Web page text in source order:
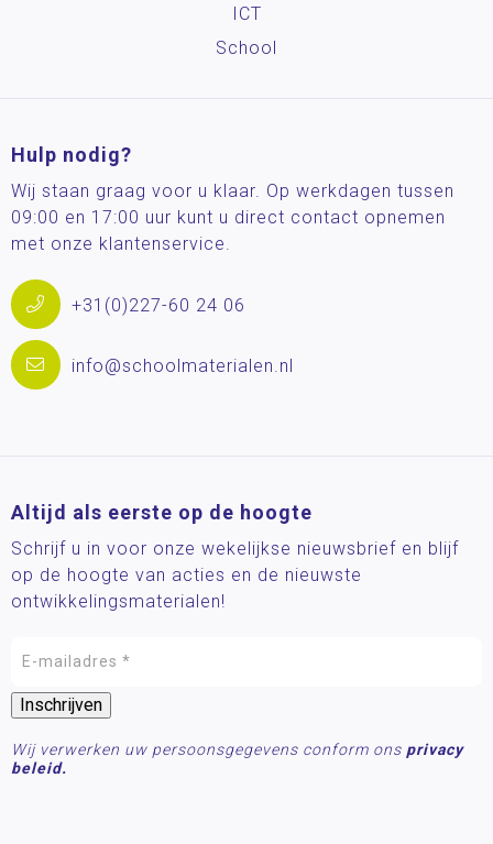
ICT
School
Hulp nodig?
Wij staan graag voor u klaar. Op werkdagen tussen
09:00 en 17:00 uur kunt u direct contact opnemen
met onze klantenservice.
+31(0)227-60 24 06
info@schoolmaterialen.nl
Altijd als eerste op de hoogte
Schrijf u in voor onze wekelijkse nieuwsbrief en blijf
op de hoogte van acties en de nieuwste
ontwikkelingsmaterialen!
Wij verwerken uw persoonsgegevens conform ons privacy
beleid.